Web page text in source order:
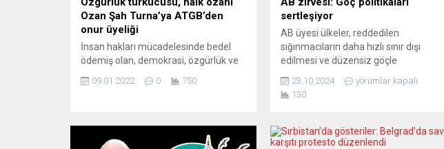
Ozan Şah Turna’ya ATGB’den
onur üyeliği
İnsan hakları mücadelesinde bedel
ödemiş olan, demokrasi, özgürlük ve
Ozan Şah Turna’ya kültür ve sanata
göçün 60’ıncı yılında “Onur Üyeliği”
takdim etmeyi kararlaştırdı.
09.01.2022 0 750
sertleşiyor
AB üyesi ülkeler, reddedilen
sığınmacıların daha hızlı sınır dışı
edilmesi ve düzensiz göçle
değerlendirilmesi kararı aldı. İtalya’nın
Arnavutluk’taki iltica merkezleri gibi
Avrupa basını bu politikaların etkilerini
değerlendiriyor. 2024 Göç
23.10.2024
yorumlar kapalı
130